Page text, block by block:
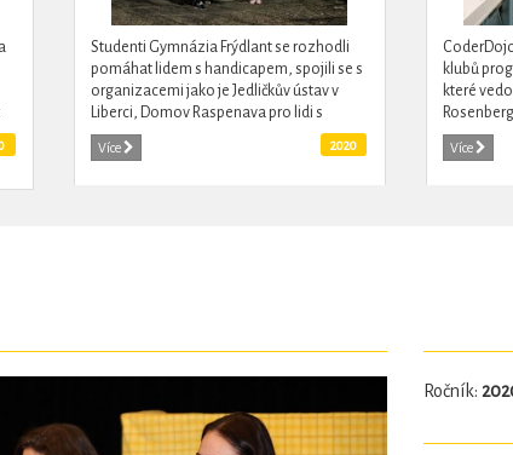
Ročník:
Studenti Gymnázia Frýdlant se rozhodli
pomáhat lidem s handicapem, spojili se s
organizacemi jako je Jedličkův ústav v
Liberci, Domov Raspenava pro lidi s
mentálním postižením, Sdružení
TULIPAN, z. s. či nadace Mathilda a...
Více 2020
klubů
které
pražské
týden na
Více